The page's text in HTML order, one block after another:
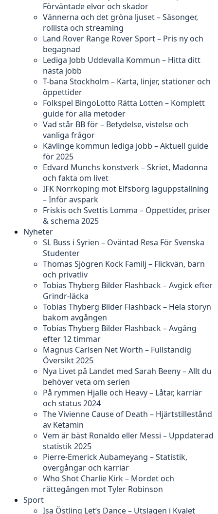
Förväntade elvor och skador
Vännerna och det gröna ljuset – Säsonger,
rollista och streaming
Land Rover Range Rover Sport – Pris ny och
begagnad
Lediga Jobb Uddevalla Kommun – Hitta ditt
nästa jobb
T-bana Stockholm – Karta, linjer, stationer och
öppettider
Folkspel BingoLotto Rätta Lotten – Komplett
guide för alla metoder
Vad står BB för – Betydelse, vistelse och
vanliga frågor
Kävlinge kommun lediga jobb – Aktuell guide
för 2025
Edvard Munchs konstverk – Skriet, Madonna
och fakta om livet
IFK Norrköping mot Elfsborg laguppställning
– Inför avspark
Friskis och Svettis Lomma – Öppettider, priser
& schema 2025
Nyheter
SL Buss i Syrien – Oväntad Resa För Svenska
Studenter
Thomas Sjögren Kock Familj – Flickvän, barn
och privatliv
Tobias Thyberg Bilder Flashback – Avgick efter
Grindr-läcka
Tobias Thyberg Bilder Flashback – Hela storyn
bakom avgången
Tobias Thyberg Bilder Flashback – Avgång
efter 12 timmar
Magnus Carlsen Net Worth – Fullständig
Översikt 2025
Nya Livet på Landet med Sarah Beeny – Allt du
behöver veta om serien
På rymmen Hjalle och Heavy – Låtar, karriär
och status 2024
The Vivienne Cause of Death – Hjärtstillestånd
av Ketamin
Vem är bäst Ronaldo eller Messi – Uppdaterad
statistik 2025
Pierre-Emerick Aubameyang – Statistik,
övergångar och karriär
Who Shot Charlie Kirk – Mordet och
rättegången mot Tyler Robinson
Sport
Isa Östling Let’s Dance – Utslagen i Kvalet